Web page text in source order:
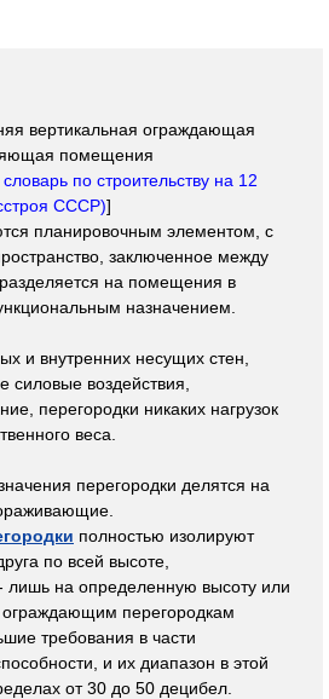
вертикальная ограждающая
помещения
по строительству на 12
СССР)]
планировочным элементом, с
заключенное между
на помещения в
назначением.
и внутренних несущих стен,
воздействия,
перегородки никаких нагрузок
веса.
перегородки делятся на
полностью изолируют
по всей высоте,
лишь на определенную высоту или
перегородкам
требования в части
и их диапазон в этой
от 30 до 50 децибел.